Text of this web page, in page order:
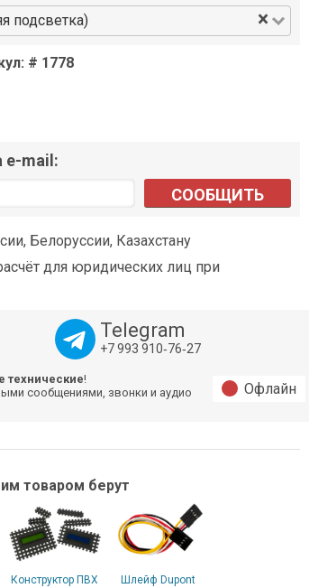
подсветка)
×
# 1778
e-mail:
СООБЩИТЬ
Белоруссии, Казахстану
для юридических лиц при
Telegram
+7 993 910‑76‑27
технические!
сообщениями, звонки и аудио
Офлайн
товаром берут
Конструктор ПВХ
Шлейф Dupont